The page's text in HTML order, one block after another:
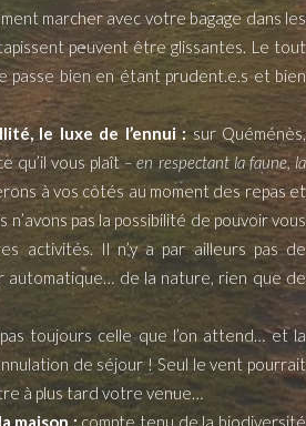
marcher avec votre bagage dans les
peuvent être glissantes. Le tout
bien en étant prudent.e.s et bien
le luxe de l’ennui :sur Quéménès,
qu’il vous plaît – en respectant la faune, la
à vos côtés au moment des repas et
n’avons pas la possibilité de pouvoir vous
activités. Il n’y a par ailleurs pas de
automatique… de la nature, rien que de
toujours celle que l’on attend… et la
de séjour ! Seul le vent pourrait
à plus tard votre venue…
maison : compte tenu de la biodiversité